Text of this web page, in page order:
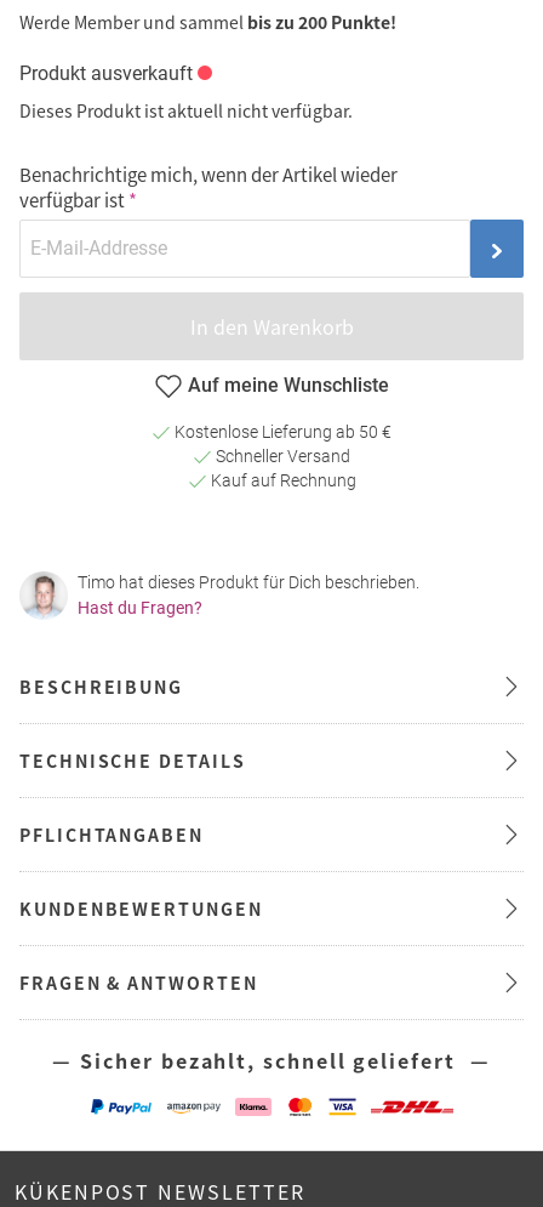
Werde Member und sammel bis zu 200 Punkte!
Produkt ausverkauft
Dieses Produkt ist aktuell nicht verfügbar.
Benachrichtige mich, wenn der Artikel wieder
verfügbar ist
In den Warenkorb
Auf meine Wunschliste
Kostenlose Lieferung ab 50 €
Schneller Versand
Kauf auf Rechnung
Timo hat dieses Produkt für Dich beschrieben.
Hast du Fragen?
BESCHREIBUNG
TECHNISCHE DETAILS
PFLICHTANGABEN
KUNDENBEWERTUNGEN
FRAGEN & ANTWORTEN
— Sicher bezahlt, schnell geliefert —
KÜKENPOST NEWSLETTER